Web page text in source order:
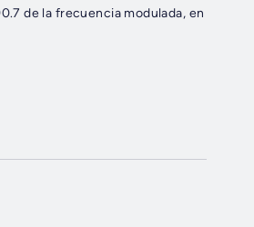
de la frecuencia modulada, en